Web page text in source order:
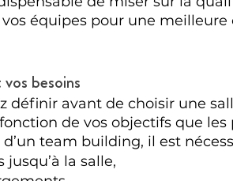
équipes pour une
besoins
définir avant de choisir une
de vos objectifs que
team building, il est
la salle,